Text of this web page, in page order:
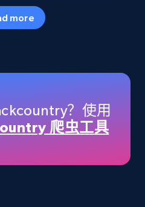
Description, Initial
Reviews count, and
立即开始
more
？使用
爬虫工具